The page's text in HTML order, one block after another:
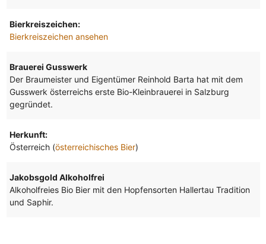
Bierkreiszeichen:
Bierkreiszeichen ansehen
Brauerei Gusswerk
Der Braumeister und Eigentümer Reinhold Barta hat mit dem
Gusswerk österreichs erste Bio-Kleinbrauerei in Salzburg
gegründet.
Herkunft:
Österreich (österreichisches Bier)
Jakobsgold Alkoholfrei
Alkoholfreies Bio Bier mit den Hopfensorten Hallertau Tradition
und Saphir.